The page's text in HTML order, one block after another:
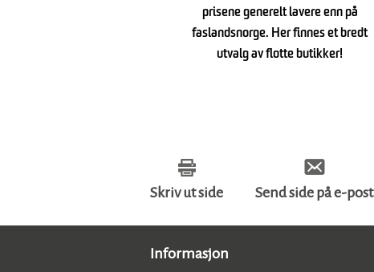
prisene generelt lavere enn på
faslandsnorge. Her finnes et bredt
utvalg av flotte butikker!
Skriv ut side Send side på e-post
Informasjon